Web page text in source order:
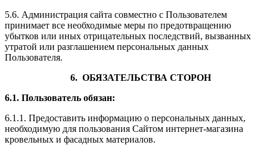
5.6. Администрация сайта совместно с Пользователем
принимает все необходимые меры по предотвращению
убытков или иных отрицательных последствий, вызванных
утратой или разглашением персональных данных
Пользователя.
6. ОБЯЗАТЕЛЬСТВА СТОРОН
6.1. Пользователь обязан:
6.1.1. Предоставить информацию о персональных данных,
необходимую для пользования Сайтом интернет-магазина
кровельных и фасадных материалов.